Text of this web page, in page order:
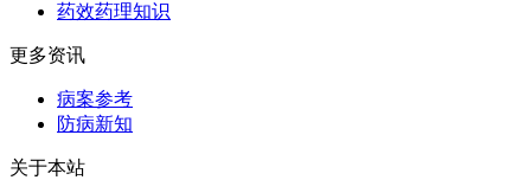
药效药理知识
更多资讯
病案参考
防病新知
关于本站